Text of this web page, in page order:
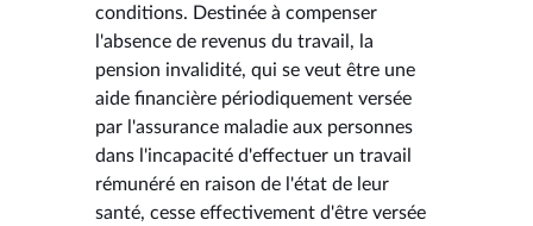
conditions. Destinée à compenser
l'absence de revenus du travail, la
pension invalidité, qui se veut être une
aide financière périodiquement versée
par l'assurance maladie aux personnes
dans l'incapacité d'effectuer un travail
rémunéré en raison de l'état de leur
santé, cesse effectivement d'être versée